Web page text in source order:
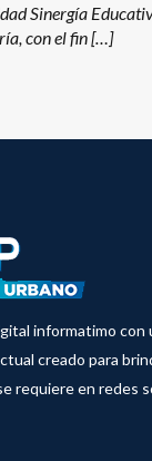
Sinergía
con el fin […]
informatimo con
creado para
requiere en redes